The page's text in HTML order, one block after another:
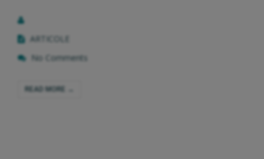
ARTICOLE
No Comments
READ MORE →